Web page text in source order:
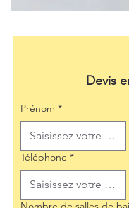
Devis
Prénom *
Téléphone *